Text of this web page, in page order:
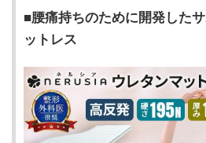
腰痛持ちのために開発した
ットレス